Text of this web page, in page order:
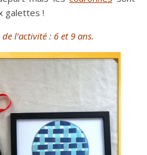
galettes !
l’activité : 6 et 9 ans.